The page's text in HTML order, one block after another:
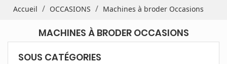
Accueil OCCASIONS Machines à broder Occasions
MACHINES À BRODER OCCASIONS
SOUS CATÉGORIES